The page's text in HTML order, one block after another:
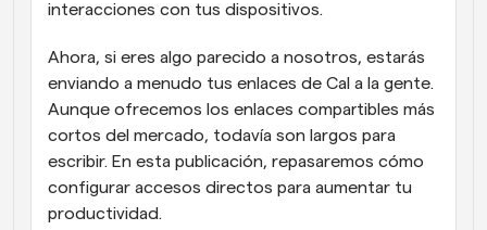
Webhooks
interacciones con tus dispositivos.
Ahora, si eres algo parecido a nosotros, estarás
enviando a menudo tus enlaces de Cal a la gente.
Aunque ofrecemos los enlaces compartibles más
cortos del mercado, todavía son largos para
escribir. En esta publicación, repasaremos cómo
configurar accesos directos para aumentar tu
productividad.